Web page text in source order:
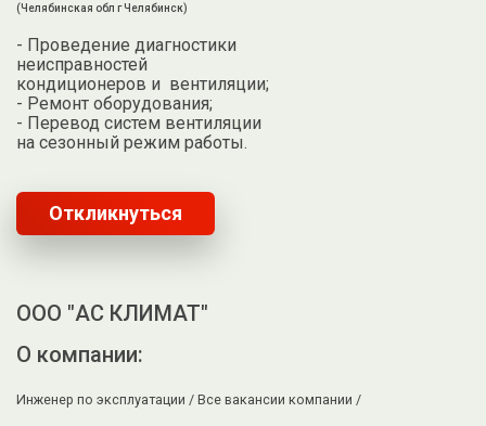
(Челябинская обл г Челябинск)
- Проведение диагностики
неисправностей
кондиционеров и вентиляции;
- Ремонт оборудования;
- Перевод систем вентиляции
на сезонный режим работы.
Откликнуться
ООО "АС КЛИМАТ"
О компании:
Инженер по эксплуатации / Все вакансии компании /